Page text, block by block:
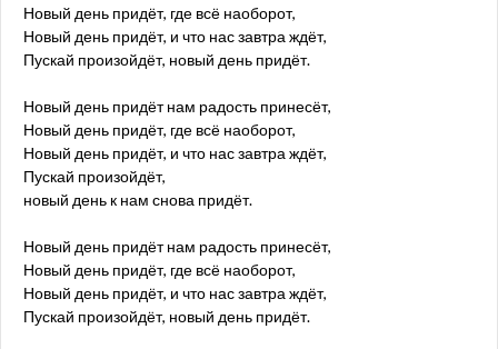
Новый день придёт, где всё наоборот,
Новый день придёт, и что нас завтра ждёт,
Пускай произойдёт, новый день придёт.
Новый день придёт нам радость принесёт,
Новый день придёт, где всё наоборот,
Новый день придёт, и что нас завтра ждёт,
Пускай произойдёт,
новый день к нам снова придёт.
Новый день придёт нам радость принесёт,
Новый день придёт, где всё наоборот,
Новый день придёт, и что нас завтра ждёт,
Пускай произойдёт, новый день придёт.